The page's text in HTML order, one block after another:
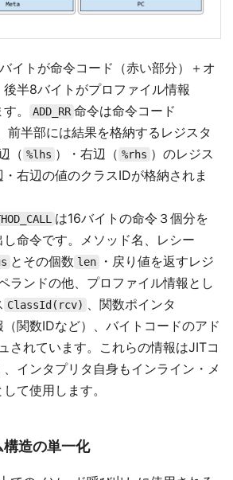
イトが命令コード（赤い部分）＋オ
半8バイトがプロファイル情報
。
ADD_RR 命令は命令コード
前半部には結果を格納するレジスタ
（ %lhs ）・右辺（ %rhs ）のレジス
右辺の値のクラスIDが格納されま
は16バイトの命令３個分を
命令です。メソッド名、レシー
とその個数 len
・戻り値を返すレジ
ランドの他、プロファイル情報とし
ClassId(rcv) 、関数ポインタ
関数IDなど）、バイトコードのアド
されています。これらの情報はJITコ
インタプリタ自身もインライン・メ
て使用します。
造の単一化